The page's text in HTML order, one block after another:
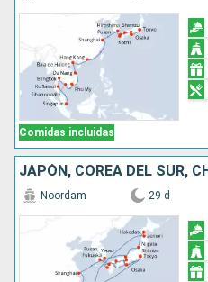
Comidas incluidas
JAPÓN, COREA DEL SUR,
Noordam 29 d